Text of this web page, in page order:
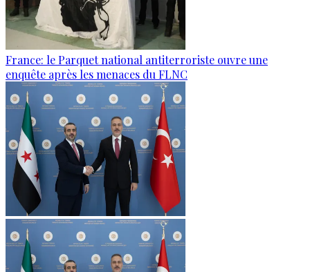
France: le Parquet national antiterroriste ouvre une
enquête après les menaces du FLNC